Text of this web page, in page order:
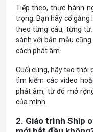
Tiếp theo, thực hành
trọng. Bạn hãy cố
theo từng câu, từng
sánh với bản mẫu
cách phát âm.
Cuối cùng, hãy tạo thói
tìm kiếm các video
phát âm, từ đó mở
của mình.
2. Giáo trình Ship